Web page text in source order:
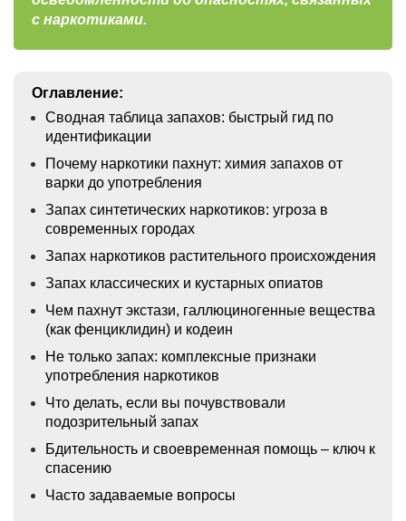
с наркотиками.
Оглавление:
Сводная таблица запахов: быстрый гид по
идентификации
Почему наркотики пахнут: химия запахов от
варки до употребления
Запах синтетических наркотиков: угроза в
современных городах
Запах наркотиков растительного происхождения
Запах классических и кустарных опиатов
Чем пахнут экстази, галлюциногенные вещества
(как фенциклидин) и кодеин
Не только запах: комплексные признаки
употребления наркотиков
Что делать, если вы почувствовали
подозрительный запах
Бдительность и своевременная помощь – ключ к
спасению
Часто задаваемые вопросы